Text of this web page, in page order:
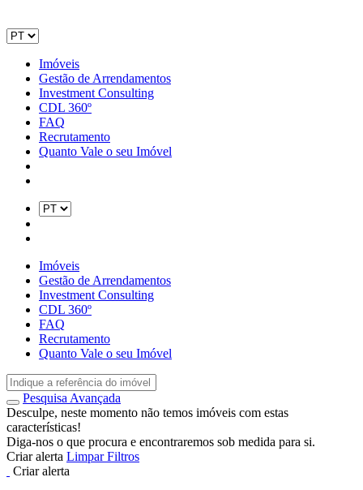
Imóveis
Gestão de Arrendamentos
Investment Consulting
CDL 360º
FAQ
Recrutamento
Quanto Vale o seu Imóvel
Imóveis
Gestão de Arrendamentos
Investment Consulting
CDL 360º
FAQ
Recrutamento
Quanto Vale o seu Imóvel
Pesquisa Avançada
Desculpe, neste momento não temos imóveis com estas
características!
Diga-nos o que procura e encontraremos sob medida para si.
Criar alerta Limpar Filtros
Criar alerta